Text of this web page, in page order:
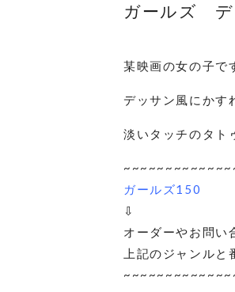
ガールズ デ
某映画の女の子で
デッサン風にかす
淡いタッチのタト
ガールズ150
⇩
オーダーやお問い
上記のジャンルと